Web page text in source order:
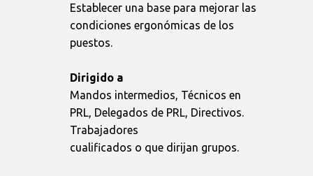
Establecer una base para mejorar las
condiciones ergonómicas de los
puestos.
Dirigido a
Mandos intermedios, Técnicos en
PRL, Delegados de PRL, Directivos.
Trabajadores
cualificados o que dirijan grupos.